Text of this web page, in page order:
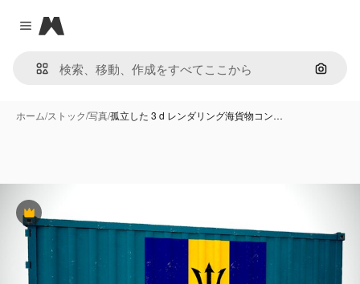
Close menu
Magnific
画像で
ホーム/ストック/写真/孤立した 3 d レンダリング海貨物コン…
Premium